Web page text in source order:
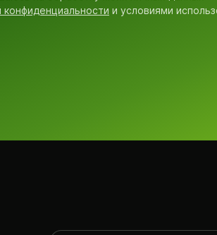
конфиденциальности и условиями